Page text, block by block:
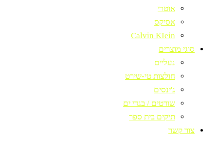
אוטרי
אסיקס
Calvin KIein
סוגי מוצרים
נעליים
חולצות טי-שירט
ג'ינסים
שורטים / בגדי ים
תיקים בית ספר
צור קשר